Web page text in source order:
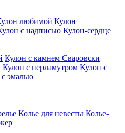
любимой Кулон
с надписью Кулон-сердце
Кулон с камнем Сваровски
Кулон с перламутром Кулон с
эмалью
Колье для невесты Колье-